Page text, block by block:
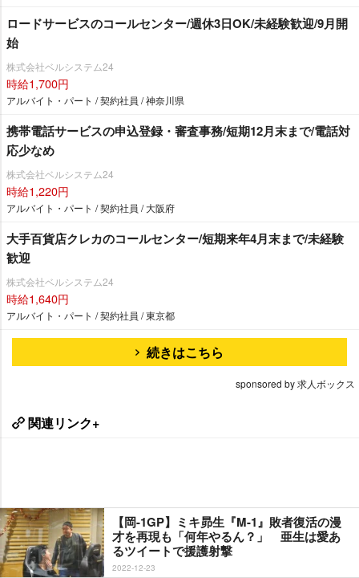
ロードサービスのコールセンター/週休3日OK/未経験歓迎/9月開
始
株式会社ベルシステム24
時給1,700円
アルバイト・パート / 契約社員 / 神奈川県
携帯電話サービスの申込登録・審査事務/短期12月末まで/電話対
応少なめ
株式会社ベルシステム24
時給1,220円
アルバイト・パート / 契約社員 / 大阪府
大手百貨店クレカのコールセンター/短期来年4月末まで/未経験
歓迎
株式会社ベルシステム24
時給1,640円
アルバイト・パート / 契約社員 / 東京都
続きはこちら
sponsored by 求人ボックス
関連リンク+
【岡-1GP】ミキ昴生『M-1』敗者復活の漫
才を再現も「何年やるん？」 亜生は愛あ
るツイートで援護射撃
2022-12-23